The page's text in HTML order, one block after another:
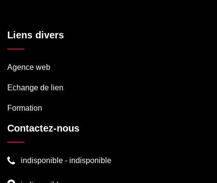
Liens divers
Agence web
Echange de lien
Formation
Contactez-nous
indisponible - indisponible